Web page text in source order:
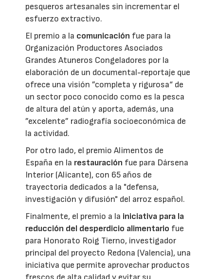
pesqueros artesanales sin incrementar el
esfuerzo extractivo.
El premio a la comunicación fue para la
Organización Productores Asociados
Grandes Atuneros Congeladores por la
elaboración de un documental-reportaje que
ofrece una visión ”completa y rigurosa“ de
un sector poco conocido como es la pesca
de altura del atún y aporta, además, una
”excelente” radiografía socioeconómica de
la actividad.
Por otro lado, el premio Alimentos de
España en la restauración fue para Dársena
Interior (Alicante), con 65 años de
trayectoria dedicados a la "defensa,
investigación y difusión" del arroz español.
Finalmente, el premio a la iniciativa para la
reducción del desperdicio alimentario fue
para Honorato Roig Tierno, investigador
principal del proyecto Redona (Valencia), una
iniciativa que permite aprovechar productos